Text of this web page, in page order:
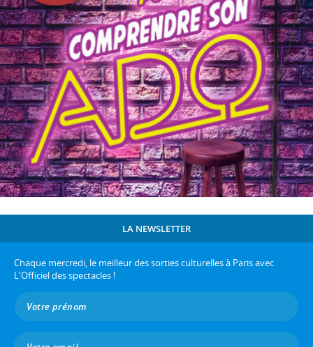
LA NEWSLETTER
Chaque mercredi, le meilleur des sorties culturelles à Paris avec
L'Officiel des spectacles !